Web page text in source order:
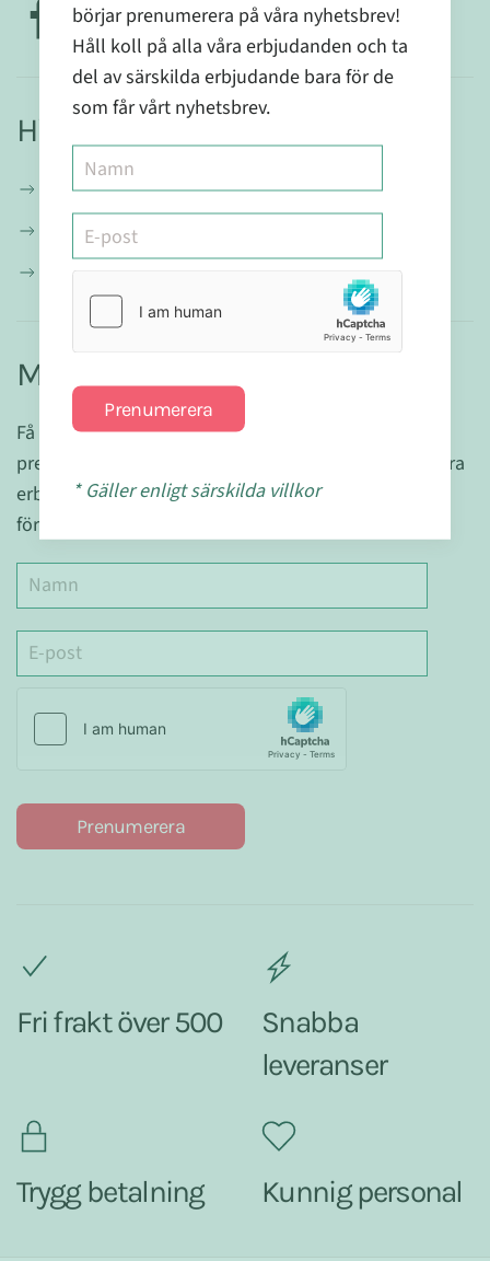
Hitta mer
Om oss
Blogg
Recept
Missa ingenting & få 10% rabatt!
Få 10% rabatt på ditt nästa köp när du börjar
prenumerera på våra nyhetsbrev! Håll koll på alla våra
erbjudanden och ta del av särskilda erbjudande bara
för de som får vårt nyhetsbrev.
Prenumerera
Fri frakt över 500
Snabba
leveranser
Trygg betalning Kunnig personal
börjar prenumerera på våra nyhetsbrev!
Håll koll på alla våra erbjudanden och ta
del av särskilda erbjudande bara för de
som får vårt nyhetsbrev.
Prenumerera
* Gäller enligt särskilda villkor